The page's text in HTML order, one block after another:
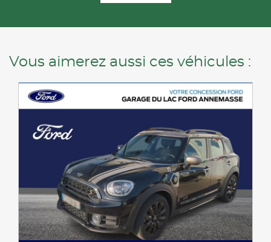
Vous aimerez aussi ces véhicules :